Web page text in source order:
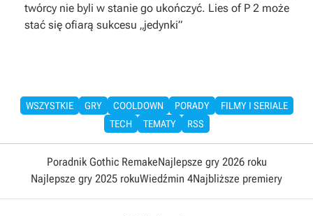
twórcy nie byli w stanie go ukończyć. Lies of P 2 może
stać się ofiarą sukcesu „jedynki”
WSZYSTKIE GRY COOLDOWN PORADY
FILMY I SERIALE
TECH
TEMATY RSS
Poradnik Gothic RemakeNajlepsze gry 2026 roku
Najlepsze gry 2025 rokuWiedźmin 4Najbliższe premiery